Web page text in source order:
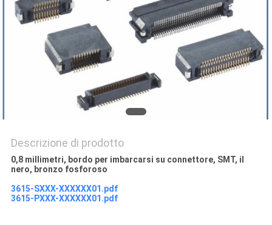
Descrizione di prodotto
0,8 millimetri, bordo per imbarcarsi su connettore, SMT, il
nero, bronzo fosforoso
3615-SXXX-XXXXXX01.pdf
3615-PXXX-XXXXXX01.pdf